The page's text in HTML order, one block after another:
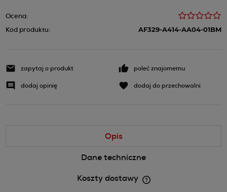
Ocena:
Kod produktu:
AF329-A414-AA04-01BM
zapytaj o produkt poleć znajomemu
dodaj opinię dodaj do przechowalni
Opis
Dane techniczne
Koszty dostawy